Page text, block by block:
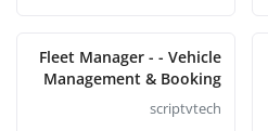
Fleet Manager - - Vehicle
Management & Booking
System
scriptvtech